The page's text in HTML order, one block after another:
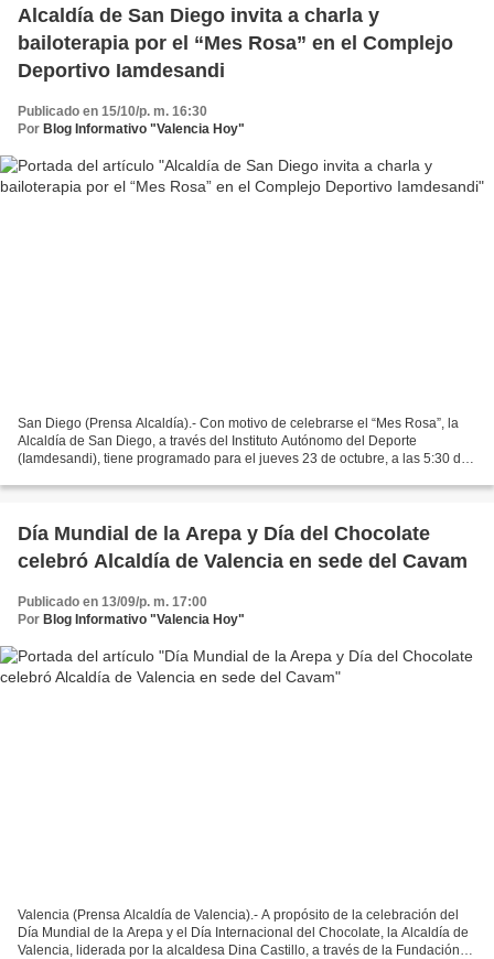
Alcaldía de San Diego invita a charla y
bailoterapia por el “Mes Rosa” en el Complejo
Deportivo Iamdesandi
Publicado en 15/10/p. m. 16:30
Por Blog Informativo "Valencia Hoy"
San Diego (Prensa Alcaldía).- Con motivo de celebrarse el “Mes Rosa”, la
Alcaldía de San Diego, a través del Instituto Autónomo del Deporte
(Iamdesandi), tiene programado para el jueves 23 de octubre, a las 5:30 de
Día Mundial de la Arepa y Día del Chocolate
celebró Alcaldía de Valencia en sede del Cavam
Publicado en 13/09/p. m. 17:00
Por Blog Informativo "Valencia Hoy"
Valencia (Prensa Alcaldía de Valencia).- A propósito de la celebración del
Día Mundial de la Arepa y el Día Internacional del Chocolate, la Alcaldía de
Valencia, liderada por la alcaldesa Dina Castillo, a través de la Fundación